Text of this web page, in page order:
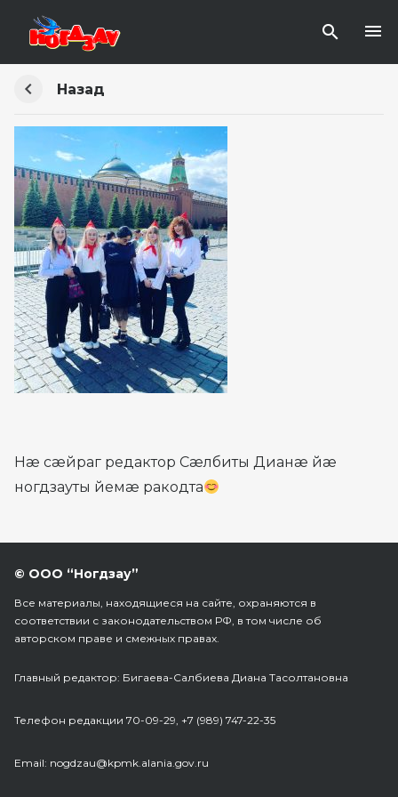
Назад
Нæ cæйраг редактор Сæлбиты Дианæ йæ
ногдзауты йемæ ракодта
© ООО “Ногдзау”
Все материалы, находящиеся на сайте, охраняются в
соответствии с законодательством РФ, в том числе об
авторском праве и смежных правах.
Главный редактор: Бигаева-Салбиева Диана Тасолтановна
Телефон редакции 70-09-29, +7 (989) 747-22-35
Еmail: nogdzau@kpmk.alania.gov.ru